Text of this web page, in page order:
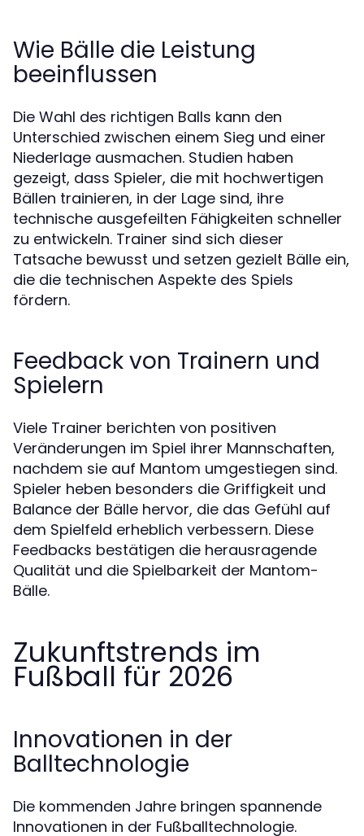
Wie Bälle die Leistung
beeinflussen
Die Wahl des richtigen Balls kann den
Unterschied zwischen einem Sieg und einer
Niederlage ausmachen. Studien haben
gezeigt, dass Spieler, die mit hochwertigen
Bällen trainieren, in der Lage sind, ihre
technische ausgefeilten Fähigkeiten schneller
zu entwickeln. Trainer sind sich dieser
Tatsache bewusst und setzen gezielt Bälle ein,
die die technischen Aspekte des Spiels
fördern.
Feedback von Trainern und
Spielern
Viele Trainer berichten von positiven
Veränderungen im Spiel ihrer Mannschaften,
nachdem sie auf Mantom umgestiegen sind.
Spieler heben besonders die Griffigkeit und
Balance der Bälle hervor, die das Gefühl auf
dem Spielfeld erheblich verbessern. Diese
Feedbacks bestätigen die herausragende
Qualität und die Spielbarkeit der Mantom-
Bälle.
Zukunftstrends im
Fußball für 2026
Innovationen in der
Balltechnologie
Die kommenden Jahre bringen spannende
Innovationen in der Fußballtechnologie.